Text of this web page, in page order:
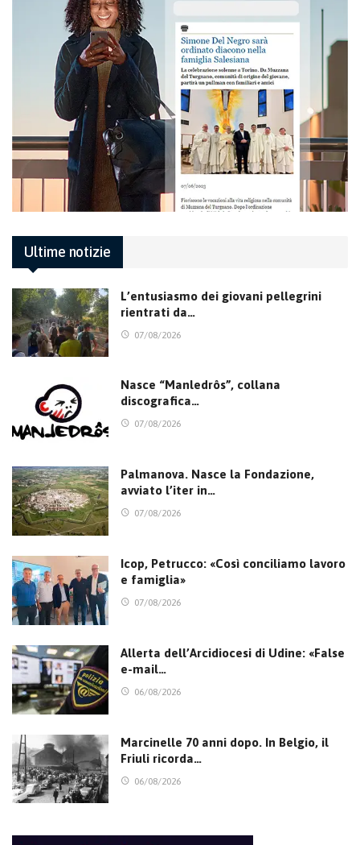
Ultime notizie
L’entusiasmo dei giovani pellegrini
rientrati da…
07/08/2026
Nasce “Manledrôs”, collana
discografica…
07/08/2026
Palmanova. Nasce la Fondazione,
avviato l’iter in…
07/08/2026
Icop, Petrucco: «Così conciliamo lavoro
e famiglia»
07/08/2026
Allerta dell’Arcidiocesi di Udine: «False
e-mail…
06/08/2026
Marcinelle 70 anni dopo. In Belgio, il
Friuli ricorda…
06/08/2026